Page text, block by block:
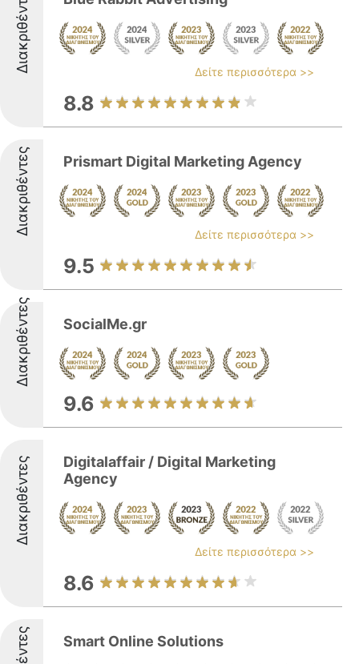
Διακριθέντες Δείτε περισσότερα >>
8.8
Διακριθέντες Prismart Digital Marketing Agency
Δείτε περισσότερα >>
9.5
Διακριθέντες SocialMe.gr
9.6
Διακριθέντες
Digitalaffair / Digital Marketing
Agency
Δείτε περισσότερα >>
8.6
Smart Online Solutions